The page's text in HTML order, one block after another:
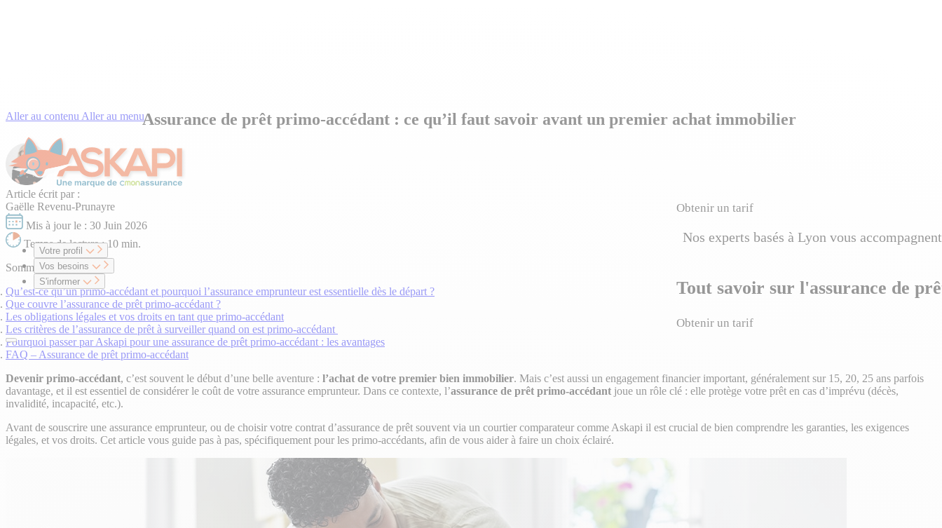
Aller au contenu Aller au menu
Votre profil
Vos besoins
S'informer
Obtenir un tarif
Nos experts basés à Lyon vous accompagnent
Tout savoir sur l'assurance de
Obtenir un tarif
Assurance de prêt primo-accédant : ce qu’il faut savoir avant un premier achat immobilier
Article écrit par :
Gaëlle Revenu-Prunayre
Mis à jour le : 30 Juin 2026
Temps de lecture :10 min.
Sommaire
Qu’est-ce qu’un primo-accédant et pourquoi l’assurance emprunteur est essentielle dès le départ ?
Que couvre l’assurance de prêt primo-accédant ?
Les obligations légales et vos droits en tant que primo-accédant
Les critères de l’assurance de prêt à surveiller quand on est primo-accédant
Pourquoi passer par Askapi pour une assurance de prêt primo-accédant : les avantages
FAQ – Assurance de prêt primo-accédant
Devenir primo-accédant, c’est souvent le début d’une belle aventure : l’achat de votre premier bien immobilier. Mais c’est aussi un engagement financier important, généralement sur 15, 20, 25 ans parfois
davantage, et il est essentiel de considérer le coût de votre assurance emprunteur. Dans ce contexte, l’assurance de prêt primo-accédant joue un rôle clé : elle protège votre prêt en cas d’imprévu (décès,
invalidité, incapacité, etc.).
Avant de souscrire une assurance emprunteur, ou de choisir votre contrat d’assurance de prêt souvent via un courtier comparateur comme Askapi il est crucial de bien comprendre les garanties, les exigences
légales, et vos droits. Cet article vous guide pas à pas, spécifiquement pour les primo-accédants, afin de vous aider à faire un choix éclairé.